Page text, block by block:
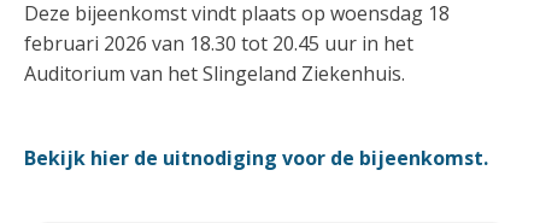
Deze bijeenkomst vindt plaats op woensdag 18
februari 2026 van 18.30 tot 20.45 uur in het
Auditorium van het Slingeland Ziekenhuis.
Bekijk hier de uitnodiging voor de bijeenkomst.